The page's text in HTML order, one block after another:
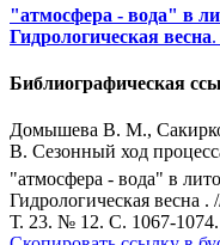
"атмосфера - вода" в
Гидрологическая весна
Библиографическая
Домышева В. М.,
В. Сезонный ход
"атмосфера - вода" в
Гидрологическая весна
Т. 23. № 12. С. 1067-1074.